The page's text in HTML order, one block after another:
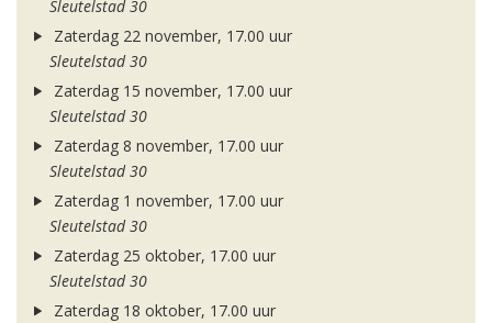
Sleutelstad 30
Zaterdag 22 november, 17.00 uur
Sleutelstad 30
Zaterdag 15 november, 17.00 uur
Sleutelstad 30
Zaterdag 8 november, 17.00 uur
Sleutelstad 30
Zaterdag 1 november, 17.00 uur
Sleutelstad 30
Zaterdag 25 oktober, 17.00 uur
Sleutelstad 30
Zaterdag 18 oktober, 17.00 uur